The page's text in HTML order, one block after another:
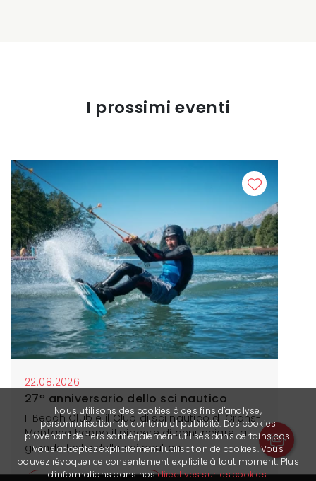
I prossimi eventi
22.08.2026
27º anniversario dello sci nautico
Il Beach Club e il Club di sci nautico di Crans-
Montana hanno il piacere di annunciare la
grande festa dello sci nautico.
Nous utilisons des cookies à des fins d'analyse,
personnalisation du contenu et publicité. Des cookies
provenant de tiers sont également utilisés dans certains cas.
Vous acceptez explicitement l'utilisation de cookies. Vous
pouvez révoquer ce consentement explicite à tout moment. Plus
d'informations dans nosdirectives sur les cookies.